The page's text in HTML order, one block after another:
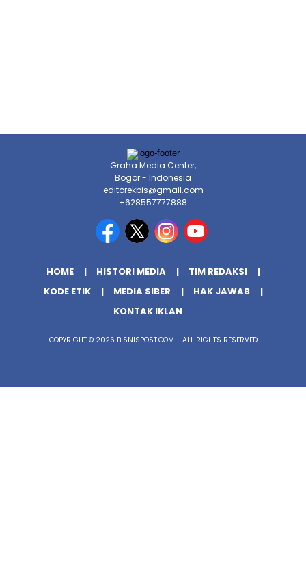
Graha Media Center,
Bogor - Indonesia
editorekbis@gmail.com
+628557777888
HOME HISTORI MEDIA
TIM REDAKSI
KODE ETIK
MEDIA SIBER
HAK JAWAB
KONTAK IKLAN
COPYRIGHT © 2026 BISNISPOST.COM - ALL RIGHTS RESERVED